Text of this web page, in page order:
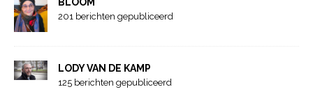
201 berichten gepubliceerd
LODY VAN DE KAMP
125 berichten gepubliceerd